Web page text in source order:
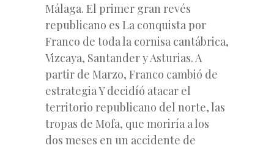
Málaga. El primer gran revés
republicano es La conquista por
Franco de toda la cornisa cantábrica,
Vizcaya, Santander y Asturias. A
partir de Marzo, Franco cambió de
estrategia Y decidíó atacar el
territorio republicano del norte, las
tropas de Mofa, que moriría a los
dos meses en un accidente de